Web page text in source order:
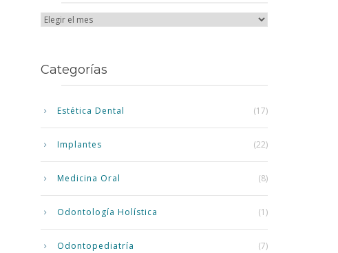
Categorías
Estética Dental (17)
Implantes (22)
Medicina Oral (8)
Odontología Holística (1)
Odontopediatría (7)